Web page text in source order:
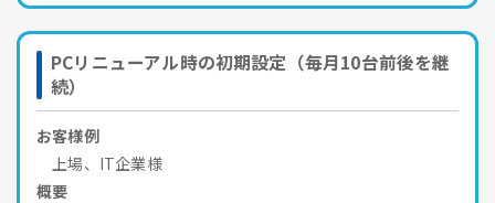
PCリニューアル時の初期設定（毎月10台前後を継
続）
お客様例
上場、IT企業様
概要